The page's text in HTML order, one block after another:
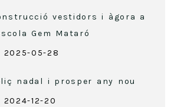
vestidors i àgora a
Gem Mataró
2025-05-28
nadal i prosper any nou
2024-12-20